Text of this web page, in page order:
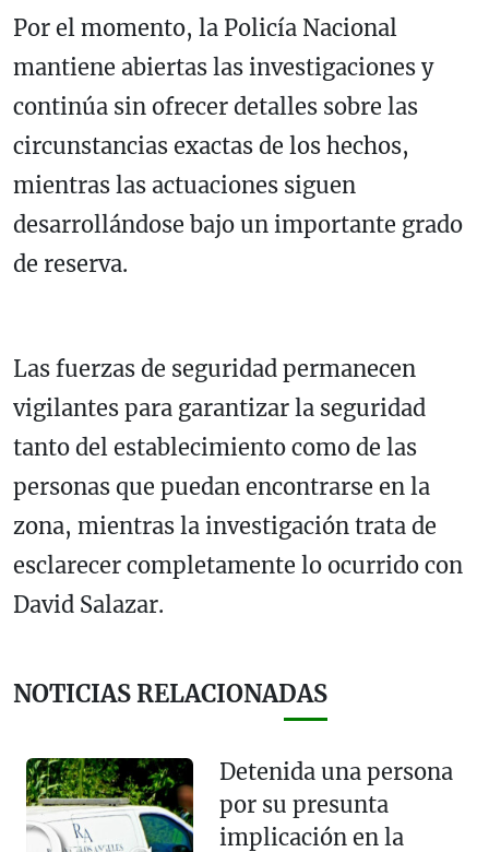
Por el momento, la Policía Nacional
mantiene abiertas las investigaciones y
continúa sin ofrecer detalles sobre las
circunstancias exactas de los hechos,
mientras las actuaciones siguen
desarrollándose bajo un importante grado
de reserva.
Las fuerzas de seguridad permanecen
vigilantes para garantizar la seguridad
tanto del establecimiento como de las
personas que puedan encontrarse en la
zona, mientras la investigación trata de
esclarecer completamente lo ocurrido con
David Salazar.
NOTICIAS RELACIONADAS
Detenida una persona
por su presunta
implicación en la